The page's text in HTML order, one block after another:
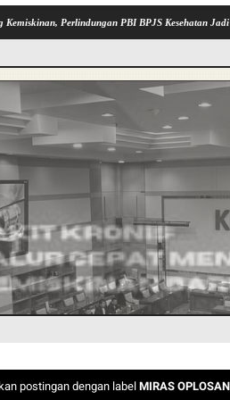
Perlindungan PBI BPJS Kesehatan Jadi
postingan dengan label MIRAS